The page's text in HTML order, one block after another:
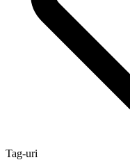
Tag-uri